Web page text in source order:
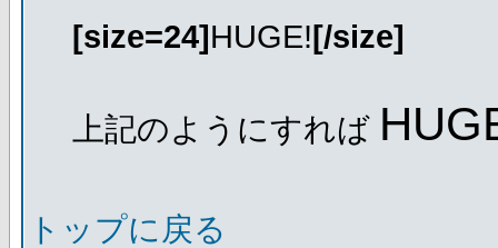
[size=24]HUGE![/size]
上記のようにすれば
トップに戻る